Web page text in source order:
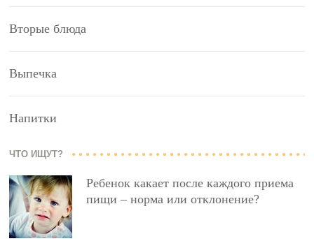
Вторые блюда
Выпечка
Напитки
ЧТО ИЩУТ?
Ребенок какает после каждого приема
пищи – норма или отклонение?